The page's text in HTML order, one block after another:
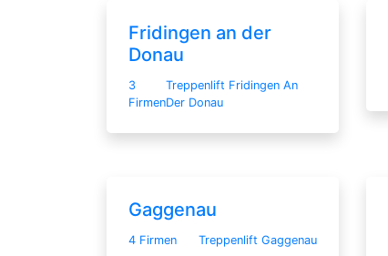
Fridingen an der
Donau
3
Firmen
Treppenlift Fridingen An
Der Donau
Gaggenau
4 Firmen Treppenlift Gaggenau